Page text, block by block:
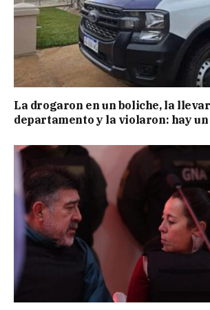
La drogaron en un boliche, la
departamento y la violaron: hay